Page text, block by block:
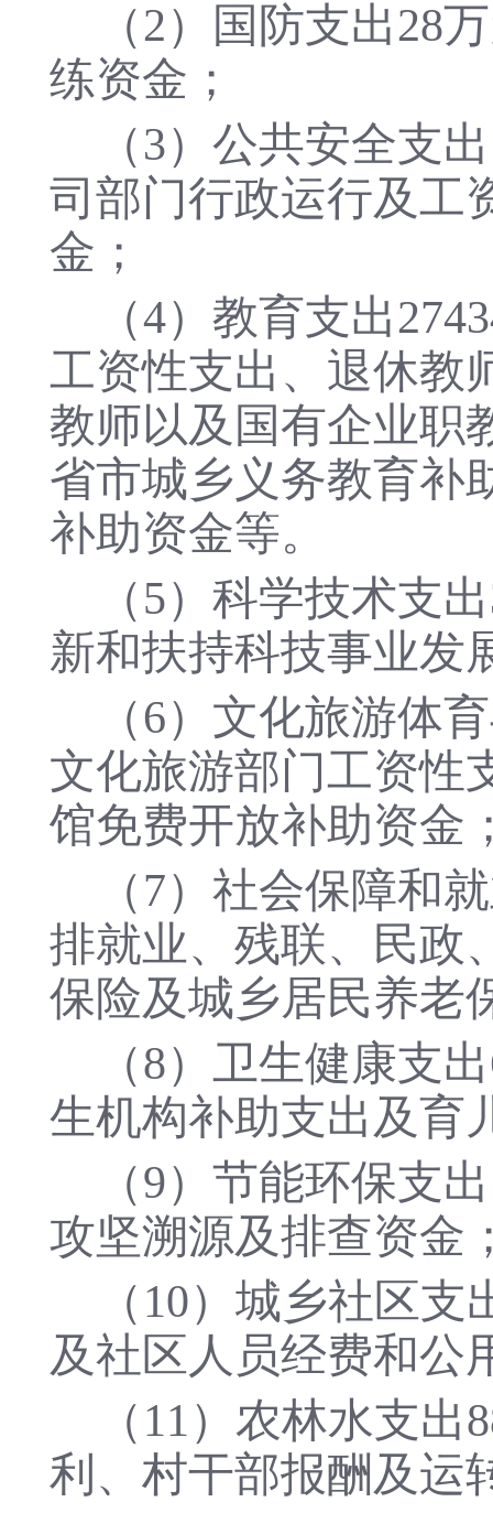
（2）国防支出28
练资金；
（3）公共安全支
司部门行政运行及工
金；
（4）教育支出
工资性支出、退休教
教师以及国有企业职
省市城乡义务教育补
补助资金等。
（5）科学技术支
新和扶持科技事业发
（6）文化旅游体
文化旅游部门工资性
馆免费开放补助资金
（7）社会保障和
排就业、残联、民政
保险及城乡居民养老
（8）卫生健康支
生机构补助支出及育
（9）节能环保支
攻坚溯源及排查资金
（10）城乡社区支
及社区人员经费和公
（11）农林水支出
利、村干部报酬及运